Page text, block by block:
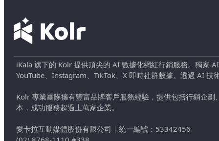
iKala 旗下的 Kolr 提供頂尖的 AI 數據化網紅行銷服務。獨家
YouTube、Instagram、TikTok、X 即時社群數據。透過 AI
Kolr 專業團隊擁有豐富品牌客戶服務經驗，提供包括行銷企
本，成功服務超過上萬家企業。
愛卡拉互動媒體股份有限公司 ｜ 統一編號：53342456